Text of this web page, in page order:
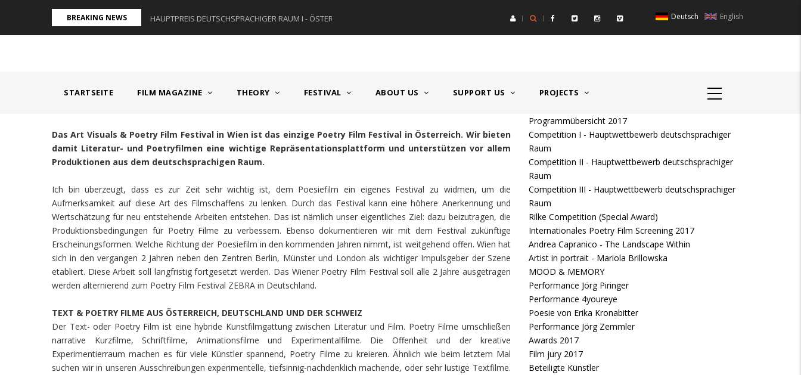
Inhalt
BREAKING NEWS
I - ÖSTERREICH HAUPTPREIS DEUTSCHSPRACHIGER RAUM I - ÖSTERREICH HAUPTPREIS DEUTSCHSPRACHIGER RAUM I - ÖSTERREICH HAUPTPREIS
English
Deutsch
STARTSEITE FILM MAGAZINE THEORY FESTIVAL ABOUT US SUPPORT US PROJECTS
Das Art Visuals & Poetry Film Festival in Wien ist das einzige Poetry Film Festival in Österreich. Wir bieten
damit Literatur- und Poetryfilmen eine wichtige Repräsentationsplattform und unterstützen vor allem
Produktionen aus dem deutschsprachigen Raum.
Ich bin überzeugt, dass es zur Zeit sehr wichtig ist, dem Poesiefilm ein eigenes Festival zu widmen, um die
Aufmerksamkeit auf diese Art des Filmschaffens zu lenken. Durch das Festival kann eine höhere Anerkennung und
Wertschätzung für neu entstehende Arbeiten entstehen. Das ist nämlich unser eigentliches Ziel: dazu beizutragen, die
Produktionsbedingungen für Poetry Filme zu verbessern. Ebenso dokumentieren wir mit dem Festival zukünftige
Erscheinungsformen. Welche Richtung der Poesiefilm in den kommenden Jahren nimmt, ist weitgehend offen. Wien hat
sich in den vergangen 2 Jahren neben den Zentren Berlin, Münster und London als wichtiger Impulsgeber der Szene
etabliert. Diese Arbeit soll langfristig fortgesetzt werden. Das Wiener Poetry Film Festival soll alle 2 Jahre ausgetragen
werden alternierend zum Poetry Film Festival ZEBRA in Deutschland.
TEXT & POETRY FILME AUS ÖSTERREICH, DEUTSCHLAND UND DER SCHWEIZ
Der Text- oder Poetry Film ist eine hybride Kunstfilmgattung zwischen Literatur und Film. Poetry Filme umschließen
narrative Kurzfilme, Schriftfilme, Animationsfilme und Experimentalfilme. Die Offenheit und der kreative
Experimentierraum machen es für viele Künstler spannend, Poetry Filme zu kreieren. Ähnlich wie beim letztem Mal
suchen wir in unseren Ausschreibungen experimentelle, tiefsinnig-nachdenklich machende, oder sehr lustige Textfilme.
Programmübersicht 2017
Competition I - Hauptwettbewerb deutschsprachiger
Raum
Competition II - Hauptwettbewerb deutschsprachiger
Raum
Competition III - Hauptwettbewerb deutschsprachiger
Raum
Rilke Competition (Special Award)
Internationales Poetry Film Screening 2017
Andrea Capranico - The Landscape Within
Artist in portrait - Mariola Brillowska
MOOD & MEMORY
Performance Jörg Piringer
Performance 4youreye
Poesie von Erika Kronabitter
Performance Jörg Zemmler
Awards 2017
Film jury 2017
Beteiligte Künstler